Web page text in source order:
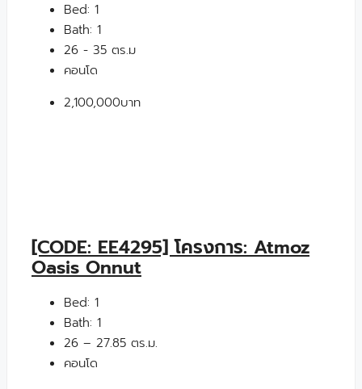
Bed: 1
Bath: 1
26 - 35 ตร.ม
คอนโด
2,100,000บาท
[CODE: EE4295] โครงการ: Atmoz
Oasis Onnut
Bed: 1
Bath: 1
26 – 27.85 ตร.ม.
คอนโด